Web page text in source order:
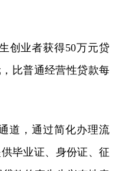
创业者获得50万元贷
比普通经营性贷款每
道，通过简化办理流
毕业证、身份证、征